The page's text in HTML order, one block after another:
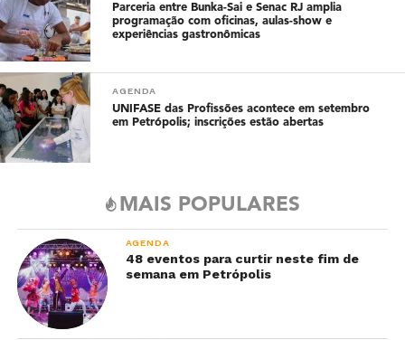
Parceria entre Bunka-Sai e Senac RJ amplia
programação com oficinas, aulas-show e
experiências gastronômicas
AGENDA
UNIFASE das Profissões acontece em setembro
em Petrópolis; inscrições estão abertas
MAIS POPULARES
AGENDA
48 eventos para curtir neste fim de
semana em Petrópolis